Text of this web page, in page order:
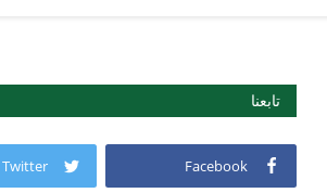
تابعنا
Facebook
Twitter